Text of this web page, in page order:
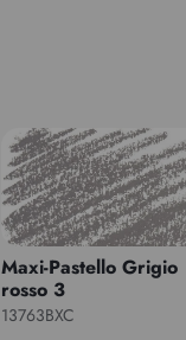
Maxi-Pastello Grigio
rosso 3
13763BXC